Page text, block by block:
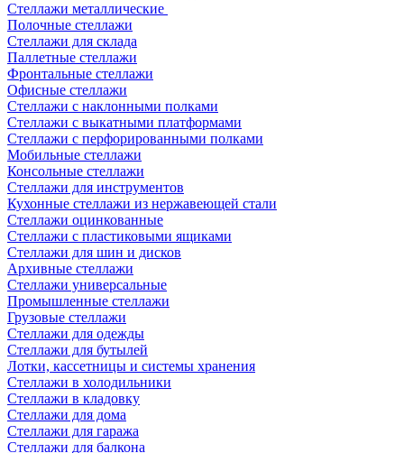
Стеллажи металлические
Полочные стеллажи
Стеллажи для склада
Паллетные стеллажи
Фронтальные стеллажи
Офисные стеллажи
Стеллажи с наклонными полками
Стеллажи с выкатными платформами
Стеллажи с перфорированными полками
Мобильные стеллажи
Консольные стеллажи
Стеллажи для инструментов
Кухонные стеллажи из нержавеющей стали
Стеллажи оцинкованные
Стеллажи с пластиковыми ящиками
Стеллажи для шин и дисков
Архивные стеллажи
Стеллажи универсальные
Промышленные стеллажи
Грузовые стеллажи
Стеллажи для одежды
Стеллажи для бутылей
Лотки, кассетницы и системы хранения
Стеллажи в холодильники
Стеллажи в кладовку
Стеллажи для дома
Стеллажи для гаража
Стеллажи для балкона